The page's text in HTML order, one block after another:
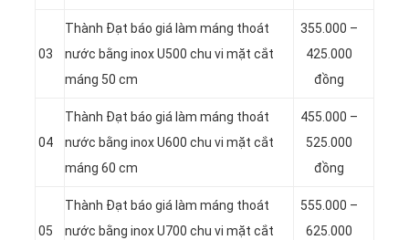
03
Thành Đạt báo giá làm máng thoát
nước bằng inox U500 chu vi mặt cắt
máng 50 cm
355.000 –
425.000
đồng
04
Thành Đạt báo giá làm máng thoát
nước bằng inox U600 chu vi mặt cắt
máng 60 cm
455.000 –
525.000
đồng
05
Thành Đạt báo giá làm máng thoát
nước bằng inox U700 chu vi mặt cắt
555.000 –
625.000